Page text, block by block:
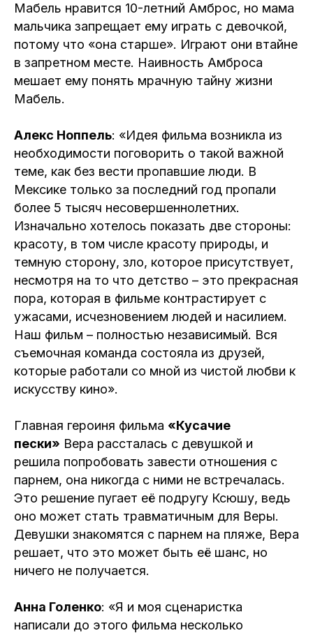
Мабель нравится 10-летний Амброс, но мама
мальчика запрещает ему играть с девочкой,
потому что «она старше». Играют они втайне
в запретном месте. Наивность Амброса
мешает ему понять мрачную тайну жизни
Мабель.
Алекс Ноппель: «Идея фильма возникла из
необходимости поговорить о такой важной
теме, как без вести пропавшие люди. В
Мексике только за последний год пропали
более 5 тысяч несовершеннолетних.
Изначально хотелось показать две стороны:
красоту, в том числе красоту природы, и
темную сторону, зло, которое присутствует,
несмотря на то что детство – это прекрасная
пора, которая в фильме контрастирует с
ужасами, исчезновением людей и насилием.
Наш фильм – полностью независимый. Вся
съемочная команда состояла из друзей,
которые работали со мной из чистой любви к
искусству кино».
Главная героиня фильма «Кусачие
пески» Вера рассталась с девушкой и
решила попробовать завести отношения с
парнем, она никогда с ними не встречалась.
Это решение пугает её подругу Ксюшу, ведь
оно может стать травматичным для Веры.
Девушки знакомятся с парнем на пляже, Вера
решает, что это может быть её шанс, но
ничего не получается.
Анна Голенко: «Я и моя сценаристка
написали до этого фильма несколько